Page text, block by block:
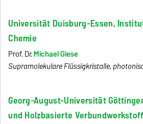
Universität Duisburg-Essen,
Chemie
Prof. Dr.Michael Giese
Supramolekulare Flüssigkristalle,
Georg-August-Universität
und Holzbasierte